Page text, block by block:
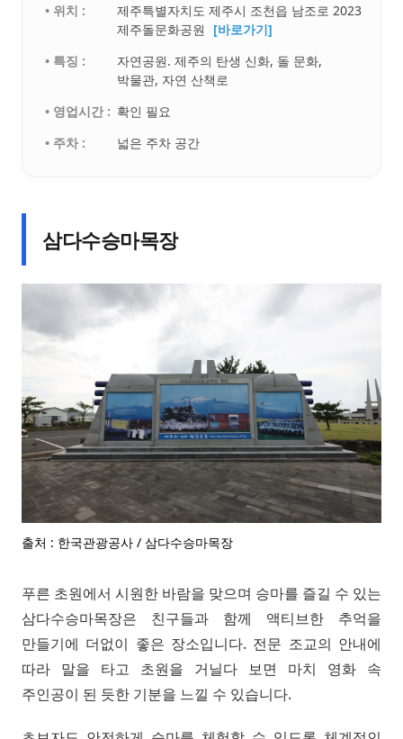
• 위치 :
제주특별자치도 제주시 조천읍 남조로 2023
제주돌문화공원
[바로가기]
• 특징 :
자연공원. 제주의 탄생 신화, 돌 문화,
박물관, 자연 산책로
• 영업시간 : 확인 필요
• 주차 :
넓은 주차 공간
삼다수승마목장
출처 : 한국관광공사 / 삼다수승마목장
푸른 초원에서 시원한 바람을 맞으며 승마를 즐길 수 있는
삼다수승마목장은 친구들과 함께 액티브한 추억을
만들기에 더없이 좋은 장소입니다. 전문 조교의 안내에
따라 말을 타고 초원을 거닐다 보면 마치 영화 속
주인공이 된 듯한 기분을 느낄 수 있습니다.